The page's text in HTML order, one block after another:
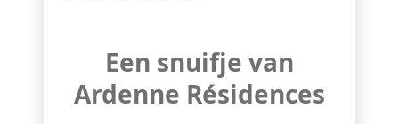
Een snuifje van
Ardenne Résidences